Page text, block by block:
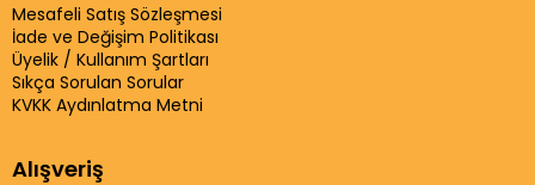
Mesafeli Satış Sözleşmesi
İade ve Değişim Politikası
Üyelik / Kullanım Şartları
Sıkça Sorulan Sorular
KVKK Aydınlatma Metni
Alışveriş